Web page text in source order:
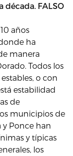
FALSO
años
ha
manera
Todos los
o con
estabilidad
de
municipios de
y Ponce han
y típicas
los